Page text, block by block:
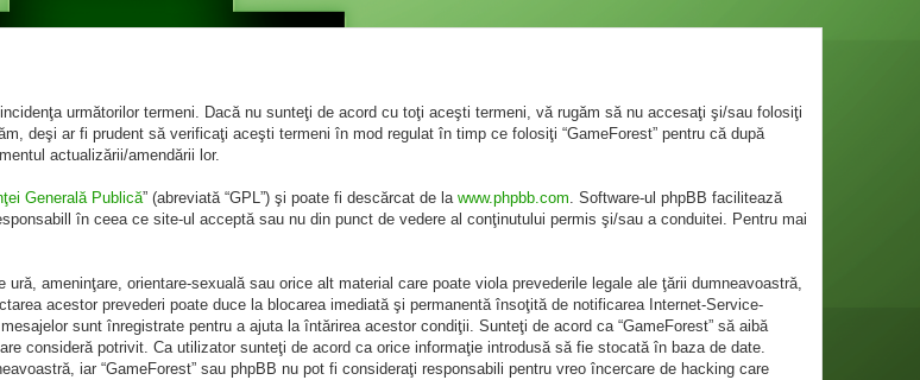
următorilor termeni. Dacă nu sunteţi de acord cu toţi aceşti termeni, vă rugăm să nu accesaţi şi/sau folosiţi
deşi ar fi prudent să verificaţi aceşti termeni în mod regulat în timp ce folosiţi “GameForest” pentru că după
actualizării/amendării lor.
Generală Publică” (abreviată “GPL”) şi poate fi descărcat de la www.phpbb.com. Software-ul phpBB facilitează
în ceea ce site-ul acceptă sau nu din punct de vedere al conţinutului permis şi/sau a conduitei. Pentru mai
ameninţare, orientare-sexuală sau orice alt material care poate viola prevederile legale ale ţării dumneavoastră,
acestor prevederi poate duce la blocarea imediată şi permanentă însoţită de notificarea Internet-Service-
sunt înregistrate pentru a ajuta la întărirea acestor condiţii. Sunteţi de acord ca “GameForest” să aibă
consideră potrivit. Ca utilizator sunteţi de acord ca orice informaţie introdusă să fie stocată în baza de date.
iar “GameForest” sau phpBB nu pot fi consideraţi responsabili pentru vreo încercare de hacking care